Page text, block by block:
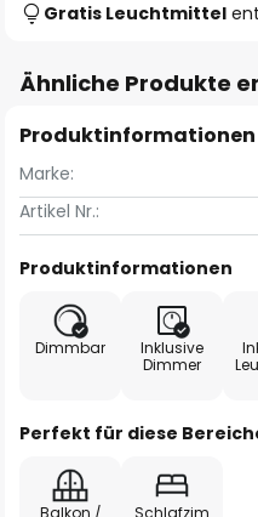
Gratis Leuchtmittel
Ähnliche Produkte
Produktinformationen
Marke:
Artikel Nr.:
Produktinformationen
Dimmbar
Inklusive
Dimmer
Perfekt für diese
Balkon /
Schlafzim